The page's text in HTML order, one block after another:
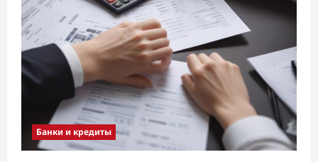
Банки и кредиты